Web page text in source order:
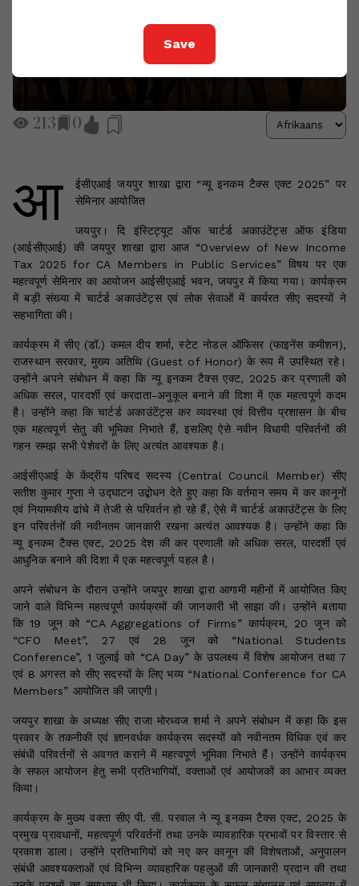
Save
213 0
आ
ईसीएआई जयपुर शाखा द्वारा “न्यू इनकम टैक्स एक्ट 2025” पर
सेमिनार आयोजित
जयपुर। दि इंस्टिट्यूट ऑफ चार्टर्ड अकाउंटेंट्स ऑफ इंडिया
(आईसीएआई) की जयपुर शाखा द्वारा आज “Overview of New Income
Tax 2025 for CA Members in Public Services” विषय पर एक
महत्वपूर्ण सेमिनार का आयोजन आईसीएआई भवन, जयपुर में किया गया। कार्यक्रम
में बड़ी संख्या में चार्टर्ड अकाउंटेंट्स एवं लोक सेवाओं में कार्यरत सीए सदस्यों ने
सहभागिता की।
कार्यक्रम में सीए (डॉ.) कमल दीप शर्मा, स्टेट नोडल ऑफिसर (फाइनेंस कमीशन),
राजस्थान सरकार, मुख्य अतिथि (Guest of Honor) के रूप में उपस्थित रहे।
उन्होंने अपने संबोधन में कहा कि न्यू इनकम टैक्स एक्ट, 2025 कर प्रणाली को
अधिक सरल, पारदर्शी एवं करदाता-अनुकूल बनाने की दिशा में एक महत्वपूर्ण कदम
है। उन्होंने कहा कि चार्टर्ड अकाउंटेंट्स कर व्यवस्था एवं वित्तीय प्रशासन के बीच
एक महत्वपूर्ण सेतु की भूमिका निभाते हैं, इसलिए ऐसे नवीन विधायी परिवर्तनों की
गहन समझ सभी पेशेवरों के लिए अत्यंत आवश्यक है।
आईसीएआई के केंद्रीय परिषद सदस्य (Central Council Member) सीए
सतीश कुमार गुप्ता ने उद्घाटन उद्बोधन देते हुए कहा कि वर्तमान समय में कर कानूनों
एवं नियामकीय ढांचे में तेजी से परिवर्तन हो रहे हैं, ऐसे में चार्टर्ड अकाउंटेंट्स के लिए
इन परिवर्तनों की नवीनतम जानकारी रखना अत्यंत आवश्यक है। उन्होंने कहा कि
न्यू इनकम टैक्स एक्ट, 2025 देश की कर प्रणाली को अधिक सरल, पारदर्शी एवं
आधुनिक बनाने की दिशा में एक महत्वपूर्ण पहल है।
अपने संबोधन के दौरान उन्होंने जयपुर शाखा द्वारा आगामी महीनों में आयोजित किए
जाने वाले विभिन्न महत्वपूर्ण कार्यक्रमों की जानकारी भी साझा की। उन्होंने बताया
कि 19 जून को “CA Aggregations of Firms” कार्यक्रम, 20 जून को
“CFO Meet”, 27 एवं 28 जून को “National Students
Conference”, 1 जुलाई को “CA Day” के उपलक्ष्य में विशेष आयोजन तथा 7
एवं 8 अगस्त को सीए सदस्यों के लिए भव्य “National Conference for CA
Members” आयोजित की जाएगी।
जयपुर शाखा के अध्यक्ष सीए राजा मोरध्वज शर्मा ने अपने संबोधन में कहा कि इस
प्रकार के तकनीकी एवं ज्ञानवर्धक कार्यक्रम सदस्यों को नवीनतम विधिक एवं कर
संबंधी परिवर्तनों से अवगत कराने में महत्वपूर्ण भूमिका निभाते हैं। उन्होंने कार्यक्रम
के सफल आयोजन हेतु सभी प्रतिभागियों, वक्ताओं एवं आयोजकों का आभार व्यक्त
किया।
कार्यक्रम के मुख्य वक्ता सीए पी. सी. परवाल ने न्यू इनकम टैक्स एक्ट, 2025 के
प्रमुख प्रावधानों, महत्वपूर्ण परिवर्तनों तथा उनके व्यावहारिक प्रभावों पर विस्तार से
प्रकाश डाला। उन्होंने प्रतिभागियों को नए कर कानून की विशेषताओं, अनुपालन
संबंधी आवश्यकताओं एवं विभिन्न व्यावहारिक पहलुओं की जानकारी प्रदान की तथा